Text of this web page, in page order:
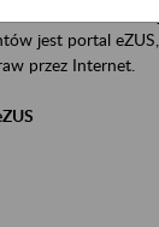
jest portal
przez Internet.